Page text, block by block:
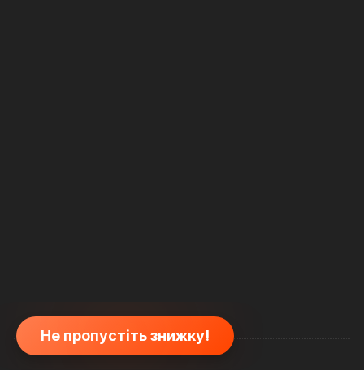
Не пропустіть знижку!